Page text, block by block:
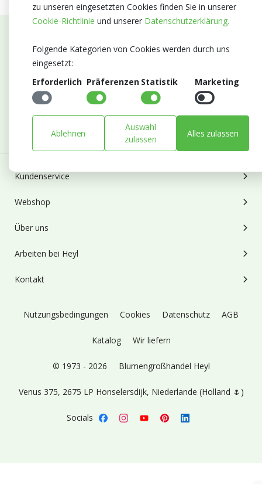
Abonnieren Sie unseren Newsletter
Bleiben Sie auf dem Laufenden mit Neuigkeiten und
Entwicklungen von Blumengroßhandel Heyl
Kundenservice
Webshop
Über uns
Arbeiten bei Heyl
Kontakt
Nutzungsbedingungen Cookies Datenschutz AGB
Katalog Wir liefern
© 1973 - 2026 Blumengroßhandel Heyl
Venus 375, 2675 LP Honselersdijk, Niederlande (Holland 🌷)
Socials
zu unseren eingesetzten Cookies finden Sie in unserer
Cookie-Richtlinie und unserer Datenschutzerklärung.
Folgende Kategorien von Cookies werden durch uns
eingesetzt:
Erforderlich Präferenzen Statistik Marketing
Ablehnen
Auswahl
zulassen
Alles zulassen